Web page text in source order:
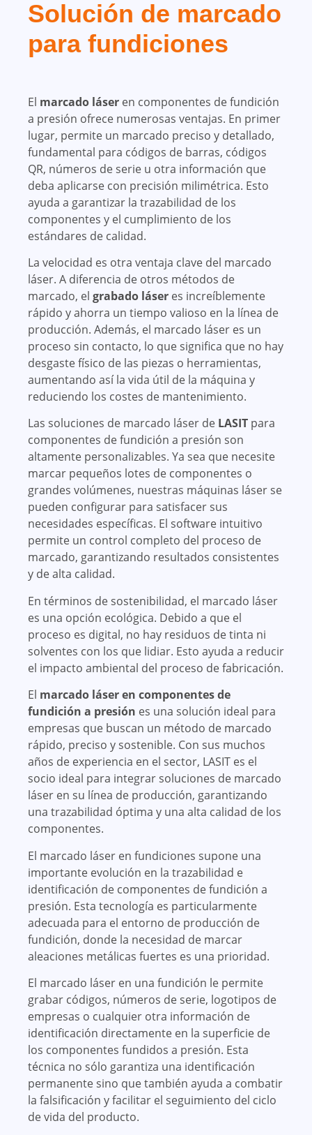
Solución de marcado
para fundiciones
El marcado láser en componentes de fundición
a presión ofrece numerosas ventajas. En primer
lugar, permite un marcado preciso y detallado,
fundamental para códigos de barras, códigos
QR, números de serie u otra información que
deba aplicarse con precisión milimétrica. Esto
ayuda a garantizar la trazabilidad de los
componentes y el cumplimiento de los
estándares de calidad.
La velocidad es otra ventaja clave del marcado
láser. A diferencia de otros métodos de
marcado, el grabado láser es increíblemente
rápido y ahorra un tiempo valioso en la línea de
producción. Además, el marcado láser es un
proceso sin contacto, lo que significa que no hay
desgaste físico de las piezas o herramientas,
aumentando así la vida útil de la máquina y
reduciendo los costes de mantenimiento.
Las soluciones de marcado láser de LASIT para
componentes de fundición a presión son
altamente personalizables. Ya sea que necesite
marcar pequeños lotes de componentes o
grandes volúmenes, nuestras máquinas láser se
pueden configurar para satisfacer sus
necesidades específicas. El software intuitivo
permite un control completo del proceso de
marcado, garantizando resultados consistentes
y de alta calidad.
En términos de sostenibilidad, el marcado láser
es una opción ecológica. Debido a que el
proceso es digital, no hay residuos de tinta ni
solventes con los que lidiar. Esto ayuda a reducir
el impacto ambiental del proceso de fabricación.
El marcado láser en componentes de
fundición a presión es una solución ideal para
empresas que buscan un método de marcado
rápido, preciso y sostenible. Con sus muchos
años de experiencia en el sector, LASIT es el
socio ideal para integrar soluciones de marcado
láser en su línea de producción, garantizando
una trazabilidad óptima y una alta calidad de los
componentes.
El marcado láser en fundiciones supone una
importante evolución en la trazabilidad e
identificación de componentes de fundición a
presión. Esta tecnología es particularmente
adecuada para el entorno de producción de
fundición, donde la necesidad de marcar
aleaciones metálicas fuertes es una prioridad.
El marcado láser en una fundición le permite
grabar códigos, números de serie, logotipos de
empresas o cualquier otra información de
identificación directamente en la superficie de
los componentes fundidos a presión. Esta
técnica no sólo garantiza una identificación
permanente sino que también ayuda a combatir
la falsificación y facilitar el seguimiento del ciclo
de vida del producto.